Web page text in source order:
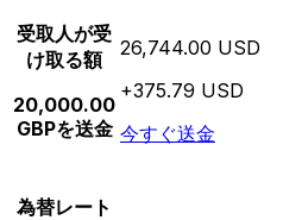
受取人が受
け取る額
20,000.00
GBPを送金
26,744.00 USD
+375.79 USD
今すぐ送金
為替レート